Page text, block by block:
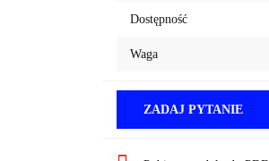
Dostępność
Waga
ZADAJ PYTANIE